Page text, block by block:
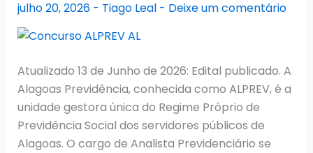
para
candidatos
TEA
e
provas
em
setembro
julho 20, 2026 - Tiago Leal - Deixe um comentário
Atualizado 13 de Junho de 2026: Edital publicado. A
Alagoas Previdência, conhecida como ALPREV, é a
unidade gestora única do Regime Próprio de
Previdência Social dos servidores públicos de
Alagoas. O cargo de Analista Previdenciário se